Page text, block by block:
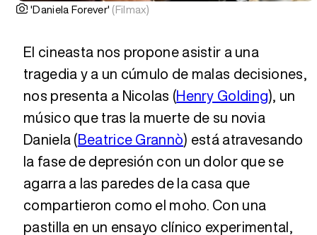
'Daniela Forever' (Filmax)
El cineasta nos propone asistir a una
tragedia y a un cúmulo de malas decisiones,
nos presenta a Nicolas (Henry Golding), un
músico que tras la muerte de su novia
Daniela (Beatrice Grannò) está atravesando
la fase de depresión con un dolor que se
agarra a las paredes de la casa que
compartieron como el moho. Con una
pastilla en un ensayo clínico experimental,